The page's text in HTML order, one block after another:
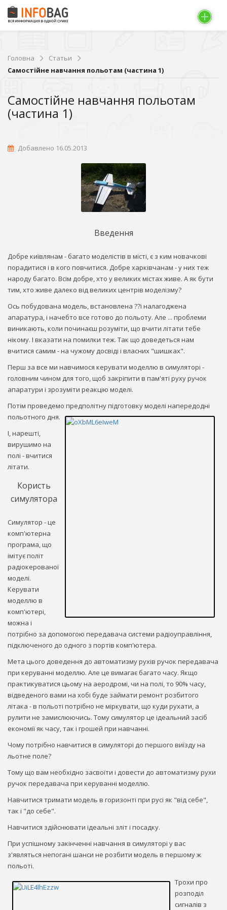
Головна
Статьи
Самостійне навчання польотам (частина 1)
Самостійне навчання польотам
(частина 1)
Добавлено 16.05.2013
Введення
Добре київлянам - багато моделістів в місті, є з ким новачкові
порадитися і в кого повчитися. Добре харківчанам - у них теж
народу багато. Всім добре, хто у великих містах живе. А як бути
тим, хто живе далеко від великих центрів моделізму?
Ось побудована модель, встановлена ??і налагоджена
апаратура, і начебто все готово до польоту. Але ... проблеми
виникають, коли починаєш розуміти, що вчити літати тебе
нікому. І вказати на помилки теж. Так що доведеться нам
вчитися самим - на чужому досвіді і власних "шишках".
Перш за все ми навчимося керувати моделлю в симуляторі -
головним чином для того, щоб закріпити в пам'яті руху ручок
апаратури і зрозуміти реакцію моделі.
Потім проведемо предполітну підготовку моделі напередодні
польотного дня.
І, нарешті,
вирушимо на
полі - вчитися
літати.
Користь
симулятора
Симулятор - це
комп'ютерна
програма, що
імітує політ
радіокерованої
моделі.
Керувати
моделлю в
комп'ютері,
можна і
потрібно за допомогою передавача системи радіоуправління,
підключеного до одного з портів комп'ютера.
Мета цього доведення до автоматизму рухів ручок передавача
при керуванні моделлю. Але це вимагає багато часу. Якщо
практикуватися цьому на аеродромі, чи на полі, то 90% часу,
відведеного вами на хобі буде займати ремонт розбитого
літака - в польоті потрібно не міркувати, що куди рухати, а
рулити не замислюючись. Тому симулятор це ідеальний засіб
економії як часу, так і грошей при навчанні.
Чому потрібно навчитися в симуляторі до першого виїзду на
льотне поле?
Тому що вам необхідно засвоїти і довести до автоматизму рухи
ручок передавача при керуванні моделлю.
Навчитися тримати модель в горизонті при русі як "від себе",
так і "до себе".
Навчитися здійснювати ідеальні зліт і посадку.
При успішному закінченні навчання в симуляторі у вас
з'являться непогані шанси не розбити модель в першому ж
польоті.
Трохи про
розподіл
сигналів з